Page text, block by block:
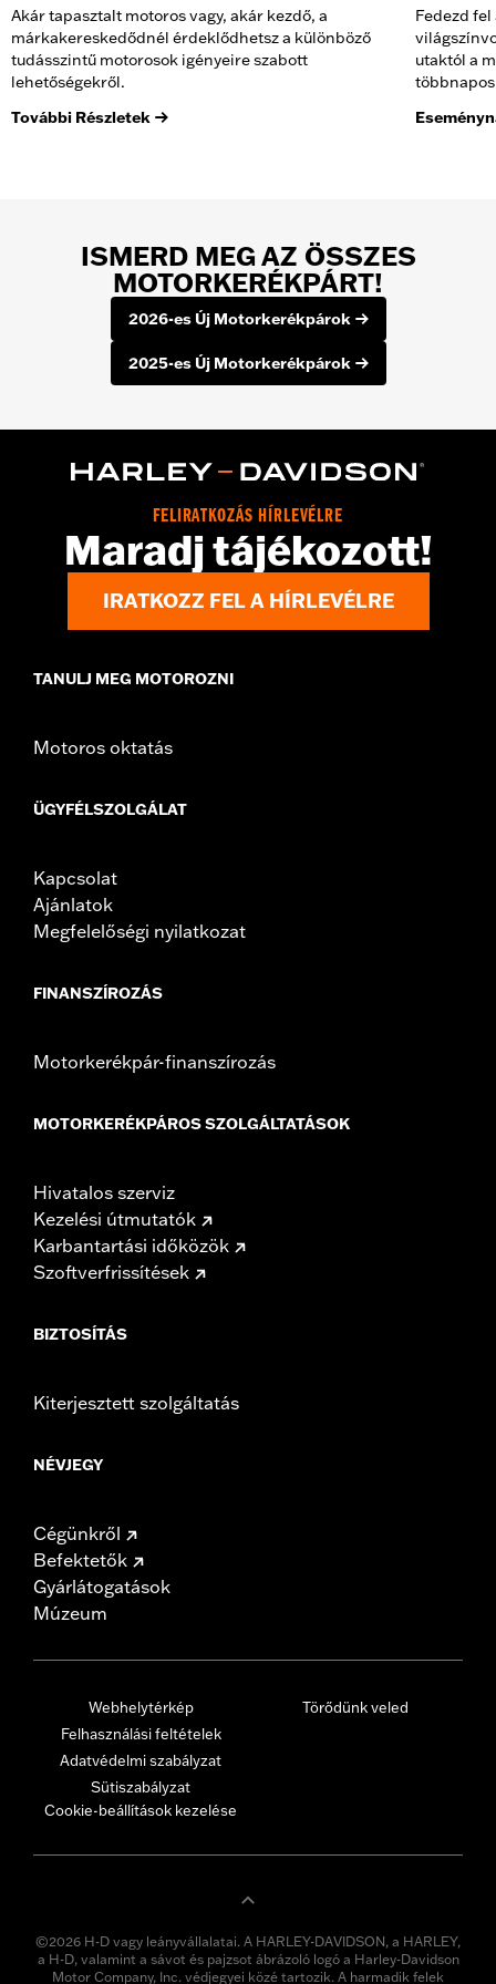
Akár tapasztalt motoros vagy, akár kezdő, a
márkakereskedődnél érdeklődhetsz a különböző
tudásszintű motorosok igényeire szabott
lehetőségekről.
További Részletek
Fedezd
utaktól a
ISMERD MEG AZ ÖSSZES
MOTORKERÉKPÁRT!
2026-es Új Motorkerékpárok
2025-es Új Motorkerékpárok
FELIRATKOZÁS HÍRLEVÉLRE
Maradj tájékozott!
IRATKOZZ FEL A HÍRLEVÉLRE
TANULJ MEG MOTOROZNI
Motoros oktatás
ÜGYFÉLSZOLGÁLAT
Kapcsolat
Ajánlatok
Megfelelőségi nyilatkozat
FINANSZÍROZÁS
Motorkerékpár-finanszírozás
MOTORKERÉKPÁROS SZOLGÁLTATÁSOK
Hivatalos szerviz
Kezelési útmutatók
Karbantartási időközök
Szoftverfrissítések
BIZTOSÍTÁS
Kiterjesztett szolgáltatás
NÉVJEGY
Cégünkről
Befektetők
Gyárlátogatások
Múzeum
Webhelytérkép
Felhasználási feltételek
Adatvédelmi szabályzat
Sütiszabályzat
Cookie-beállítások kezelése
Törődünk veled
©2026 H-D vagy leányvállalatai. A HARLEY-DAVIDSON, a HARLEY,
a H-D, valamint a sávot és pajzsot ábrázoló logó a Harley-Davidson
Motor Company, Inc. védjegyei közé tartozik. A harmadik felek